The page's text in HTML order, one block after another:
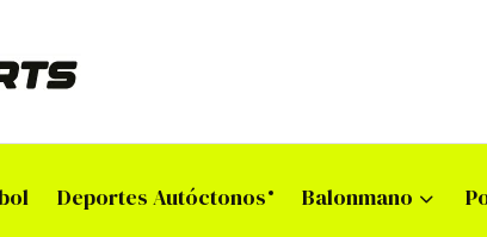
Deportes Autóctonos Balonmano